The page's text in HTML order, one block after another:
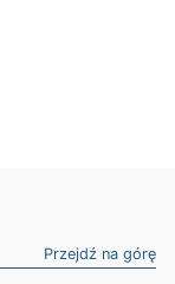
Przejdź na górę